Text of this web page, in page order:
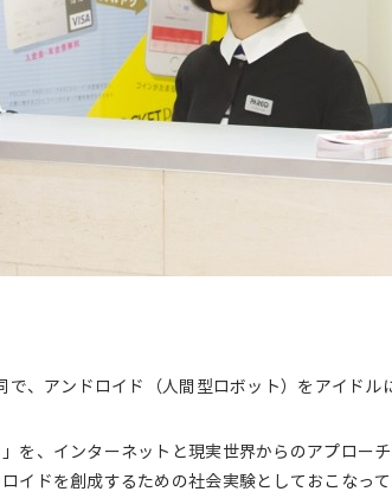
、アンドロイド（人間型ロボット）をアイドル
を、インターネットと現実世界からのアプロー
イドを創成するための社会実験としておこなって